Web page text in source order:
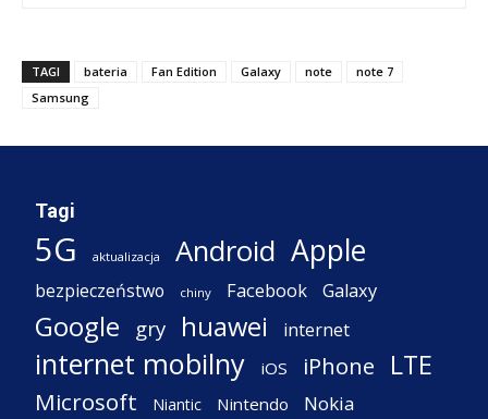
TAGI bateria Fan Edition Galaxy note
note 7
Samsung
Tagi
5G aktualizacja Android Apple
bezpieczeństwo chiny Facebook Galaxy
Google gry huawei internet
internet mobilny iOS iPhone LTE
Microsoft Niantic Nintendo Nokia